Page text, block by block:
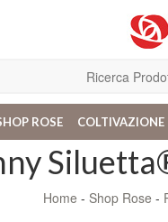
ROSE COLTIVAZIONE
Home - Shop Rose -